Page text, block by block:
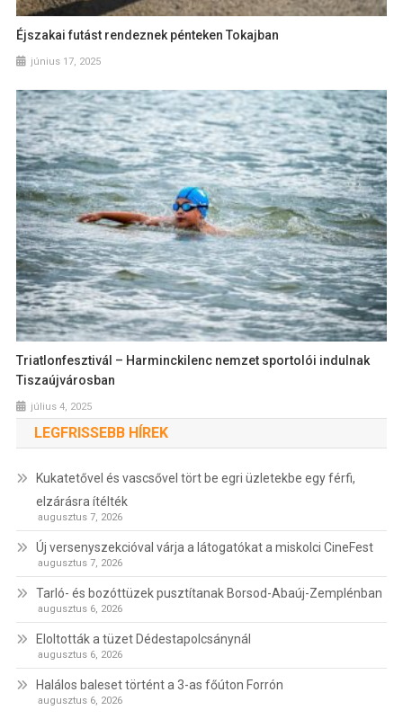
Éjszakai futást rendeznek pénteken Tokajban
június 17, 2025
Triatlonfesztivál – Harminckilenc nemzet sportolói indulnak
Tiszaújvárosban
július 4, 2025
LEGFRISSEBB HÍREK
Kukatetővel és vascsővel tört be egri üzletekbe egy férfi,
elzárásra ítélték
augusztus 7, 2026
Új versenyszekcióval várja a látogatókat a miskolci CineFest
augusztus 7, 2026
Tarló- és bozóttüzek pusztítanak Borsod-Abaúj-Zemplénban
augusztus 6, 2026
Eloltották a tüzet Dédestapolcsánynál
augusztus 6, 2026
Halálos baleset történt a 3-as főúton Forrón
augusztus 6, 2026